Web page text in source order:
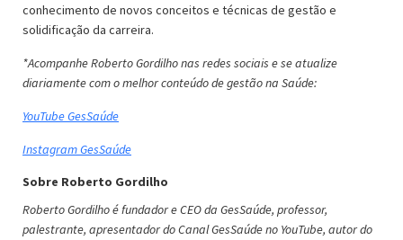
conhecimento de novos conceitos e técnicas de gestão e
solidificação da carreira.
*Acompanhe Roberto Gordilho nas redes sociais e se atualize
diariamente com o melhor conteúdo de gestão na Saúde:
YouTube GesSaúde
Instagram GesSaúde
Sobre Roberto Gordilho
Roberto Gordilho é fundador e CEO da GesSaúde, professor,
palestrante, apresentador do Canal GesSaúde no YouTube, autor do